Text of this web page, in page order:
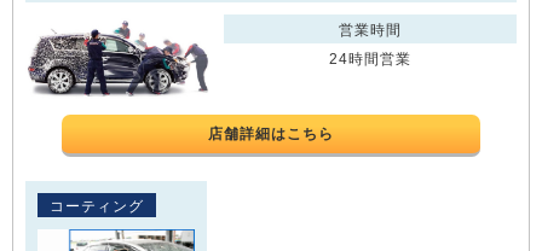
営業時間
24時間営業
店舗詳細はこちら
コーティング